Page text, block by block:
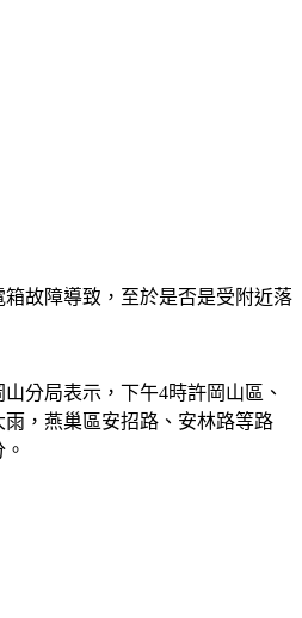
故障導致，至於是否是受附近落
分局表示，下午4時許岡山區、
，燕巢區安招路、安林路等路